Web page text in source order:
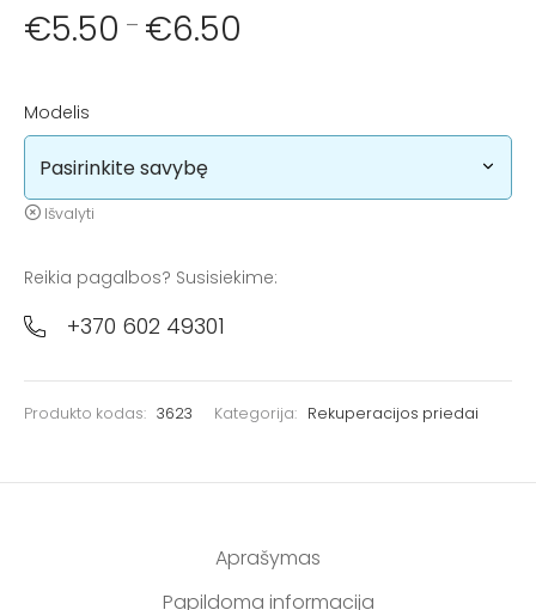
€5.50 – €6.50
Modelis
Išvalyti
Reikia pagalbos? Susisiekime:
+370 602 49301
Produkto kodas: 3623 Kategorija: Rekuperacijos priedai
Aprašymas
Papildoma informacija